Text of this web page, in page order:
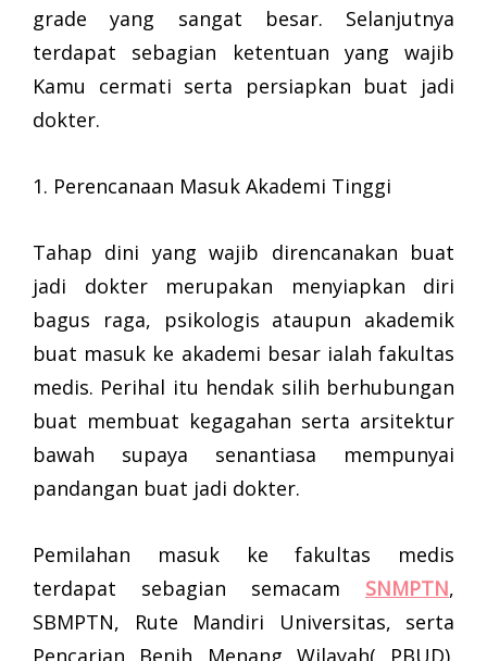
grade yang sangat besar. Selanjutnya
terdapat sebagian ketentuan yang wajib
Kamu cermati serta persiapkan buat jadi
dokter.
1. Perencanaan Masuk Akademi Tinggi
Tahap dini yang wajib direncanakan buat
jadi dokter merupakan menyiapkan diri
bagus raga, psikologis ataupun akademik
buat masuk ke akademi besar ialah fakultas
medis. Perihal itu hendak silih berhubungan
buat membuat kegagahan serta arsitektur
bawah supaya senantiasa mempunyai
pandangan buat jadi dokter.
Pemilahan masuk ke fakultas medis
terdapat sebagian semacam SNMPTN,
SBMPTN, Rute Mandiri Universitas, serta
Pencarian Benih Menang Wilayah( PBUD).